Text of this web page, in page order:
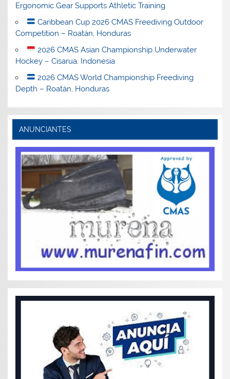
Ergonomic Gear Supports Athletic Training
Caribbean Cup 2026 CMAS Freediving Outdoor
Competition – Roatán, Honduras
2026 CMAS Asian Championship Underwater
Hockey – Cisarua, Indonesia
2026 CMAS World Championship Freediving
Depth – Roatán, Honduras
ANUNCIANTES